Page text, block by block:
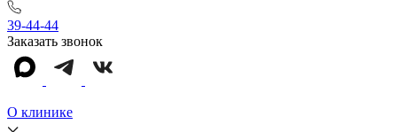
39-44-44
Заказать звонок
О клинике